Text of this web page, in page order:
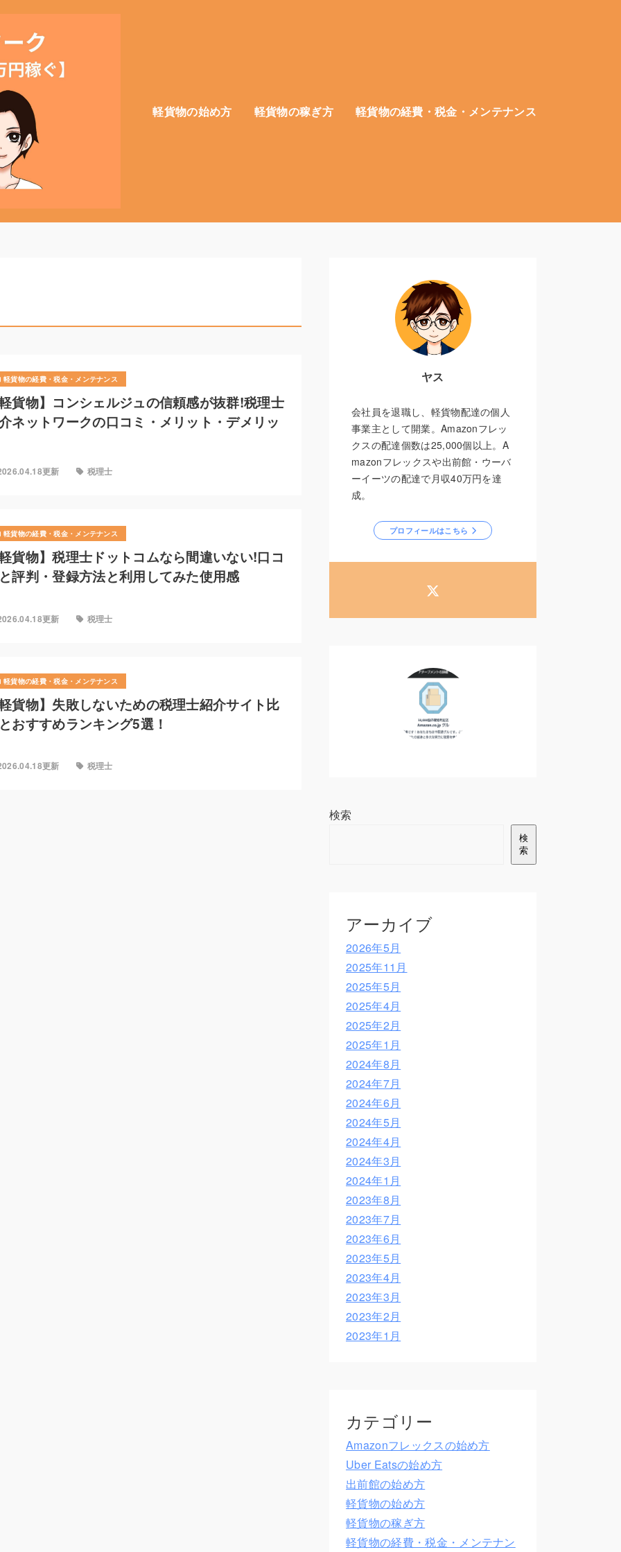
軽貨物の始め方 軽貨物の稼ぎ方 軽貨物の経費・税金・メンテナンス
軽貨物の経費・税金・メンテナンス
貨物】コンシェルジュの信頼感が抜群!税理士
ネットワークの口コミ・メリット・デメリッ
更新 税理士
軽貨物の経費・税金・メンテナンス
貨物】税理士ドットコムなら間違いない!口コ
評判・登録方法と利用してみた使用感
更新 税理士
軽貨物の経費・税金・メンテナンス
貨物】失敗しないための税理士紹介サイト比
おすすめランキング5選！
更新 税理士
ヤス
会社員を退職し、軽貨物配達の個人
事業主として開業。Amazonフレッ
クスの配達個数は25,000個以上。A
mazonフレックスや出前館・ウーバ
ーイーツの配達で月収40万円を達
成。
プロフィールはこちら
検索
検
索
アーカイブ
2026年5月
2025年11月
2025年5月
2025年4月
2025年2月
2025年1月
2024年8月
2024年7月
2024年6月
2024年5月
2024年4月
2024年3月
2024年1月
2023年8月
2023年7月
2023年6月
2023年5月
2023年4月
2023年3月
2023年2月
2023年1月
カテゴリー
Amazonフレックスの始め方
Uber Eatsの始め方
出前館の始め方
軽貨物の始め方
軽貨物の稼ぎ方
軽貨物の経費・税金・メンテナン